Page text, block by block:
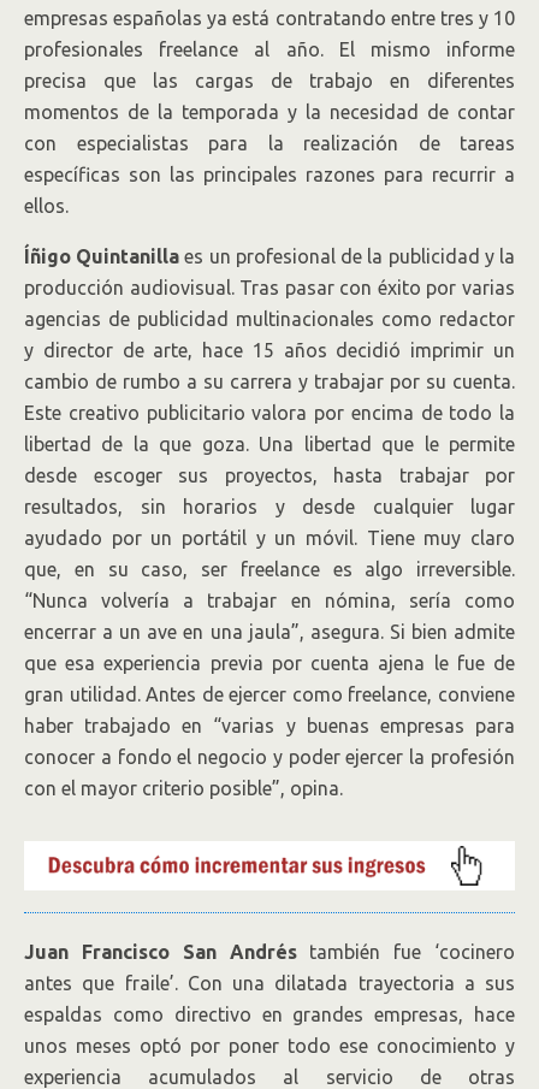
empresas españolas ya está contratando entre tres y 10
profesionales freelance al año. El mismo informe
precisa que las cargas de trabajo en diferentes
momentos de la temporada y la necesidad de contar
con especialistas para la realización de tareas
específicas son las principales razones para recurrir a
ellos.
Íñigo Quintanilla es un profesional de la publicidad y la
producción audiovisual. Tras pasar con éxito por varias
agencias de publicidad multinacionales como redactor
y director de arte, hace 15 años decidió imprimir un
cambio de rumbo a su carrera y trabajar por su cuenta.
Este creativo publicitario valora por encima de todo la
libertad de la que goza. Una libertad que le permite
desde escoger sus proyectos, hasta trabajar por
resultados, sin horarios y desde cualquier lugar
ayudado por un portátil y un móvil. Tiene muy claro
que, en su caso, ser freelance es algo irreversible.
“Nunca volvería a trabajar en nómina, sería como
encerrar a un ave en una jaula”, asegura. Si bien admite
que esa experiencia previa por cuenta ajena le fue de
gran utilidad. Antes de ejercer como freelance, conviene
haber trabajado en “varias y buenas empresas para
conocer a fondo el negocio y poder ejercer la profesión
con el mayor criterio posible”, opina.
Juan Francisco San Andréstambién fue ‘cocinero
antes que fraile’. Con una dilatada trayectoria a sus
espaldas como directivo en grandes empresas, hace
unos meses optó por poner todo ese conocimiento y
experiencia acumulados al servicio de otras